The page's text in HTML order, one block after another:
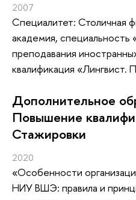
2007
Специалитет: Столичная
академия, специальность
преподавания
квалификация «Лингвист.
Дополнительное
Повышение
Стажировки
2020
«Особенности
НИУ ВШЭ: правила и